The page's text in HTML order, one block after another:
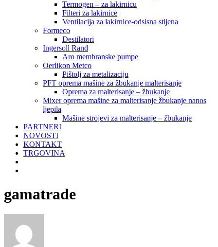
Termogen – za lakirnicu
Filteri za lakirnice
Ventilacija za lakirnice-odsisna stijena
Formeco
Destilatori
Ingersoll Rand
Aro membranske pumpe
Oerlikon Metco
Pištolj za metalizaciju
PFT oprema mašine za žbukanje malterisanje
Oprema za malterisanje – žbukanje
Mixer oprema mašine za malterisanje žbukanje nanos
ljepila
Mašine strojevi za malterisanje – žbukanje
PARTNERI
NOVOSTI
KONTAKT
TRGOVINA
gamatrade